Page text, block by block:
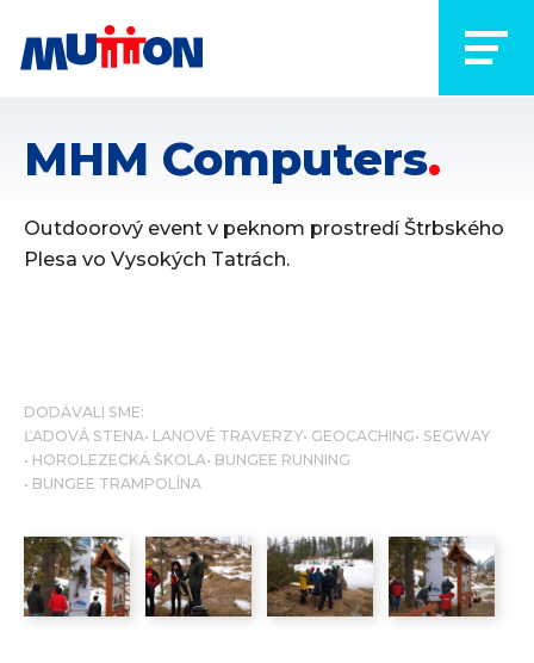
MHM Computers
Outdoorový event v peknom prostredí Štrbského
Plesa vo Vysokých Tatrách.
DODÁVALI SME:
ĽADOVÁ STENA LANOVÉ TRAVERZY GEOCACHING SEGWAY
HOROLEZECKÁ ŠKOLA BUNGEE RUNNING
BUNGEE TRAMPOLÍNA